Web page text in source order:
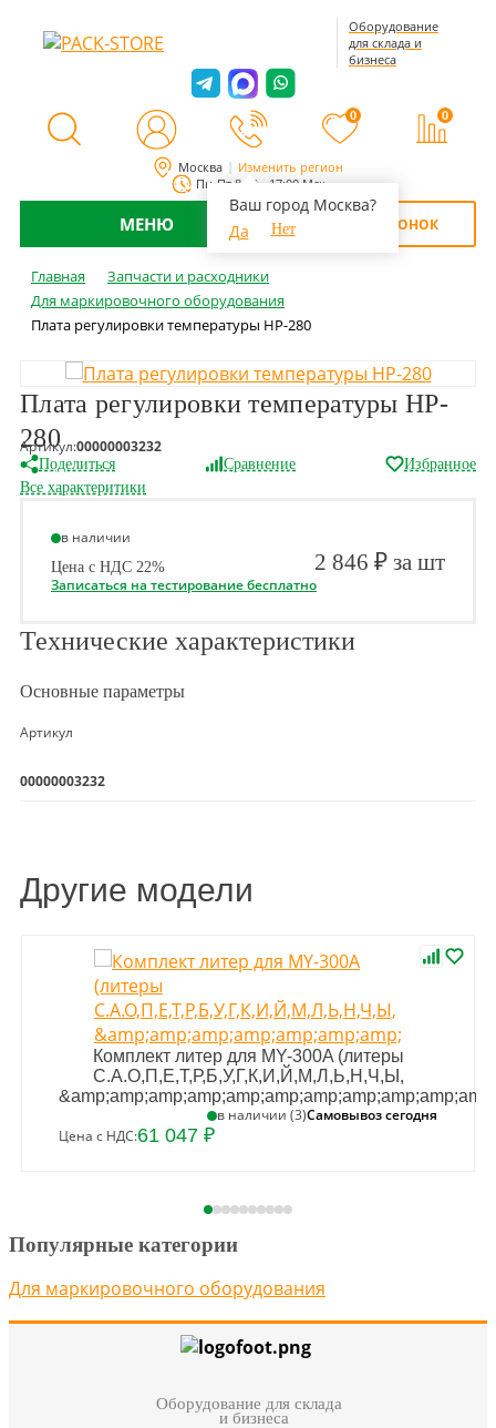
Москва Изменить регион
Ваш город Москва?
Да
Нет
Пн-Пт 8:00 - 17:00 Мск
Оборудование
для склада и
бизнеса
0 0
МЕНЮ ОБРАТНЫЙ ЗВОНОК
Главная
Запчасти и расходники
Для маркировочного оборудования
Плата регулировки температуры HP-280
Плата регулировки температуры HP-
280
Артикул:00000003232
Поделиться Сравнение
Избранное
Все характеритики
в наличии
Цена с НДС 22% 2 846 ₽ за шт
Записаться на тестирование бесплатно
Технические характеристики
Основные параметры
Артикул
00000003232
Другие модели
Комплект литер для MY-300A (литеры
С.А.О,П,Е,Т,Р,Б,У,Г,К,И,Й,М,Л,Ь,Н,Ч,Ы,
в наличии (3)Самовывоз сегодня
Цена с НДС:61 047 ₽
Популярные категории
Для маркировочного оборудования
Оборудование для склада
и бизнеса